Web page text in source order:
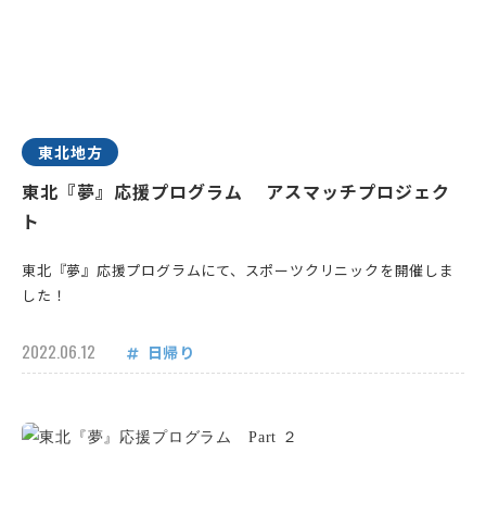
東北地方
東北『夢』応援プログラム アスマッチプロジェク
ト
東北『夢』応援プログラムにて、スポーツクリニックを開催しま
した！
2022.06.12 日帰り